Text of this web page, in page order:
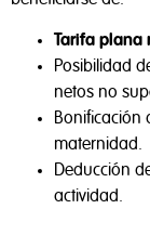
Tarifa plana
Posibilidad
netos no
Bonificación
maternidad.
Deducción
actividad.